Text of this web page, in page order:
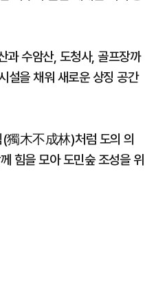
과 수암산, 도청사, 골프장까
설을 채워 새로운 상징 공간
(獨木不成林)처럼 도의 의
힘을 모아 도민숲 조성을 위